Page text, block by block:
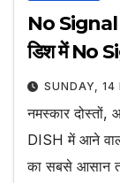
No Signal
डिश में No
SUNDAY, 14
नमस्कार
DISH में आने
का सबसे आसान